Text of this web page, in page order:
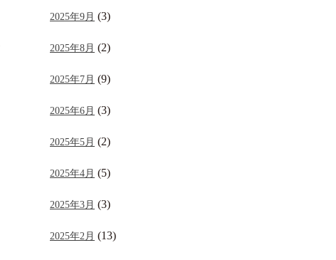
2025年9月 (3)
2025年8月 (2)
2025年7月 (9)
2025年6月 (3)
2025年5月 (2)
2025年4月 (5)
2025年3月 (3)
2025年2月 (13)